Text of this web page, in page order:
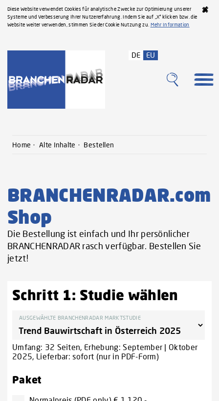
Diese Website verwendet Cookies für analytische Zwecke zur Optimierung unserer
Systeme und Verbesserung Ihrer Nutzererfahrung. Indem Sie auf „X“ klicken bzw. die
Website weiter verwenden, stimmen Sie der Cookie Nutzung zu. Mehr Information
DE EU
Home Alte Inhalte Bestellen
BRANCHENRADAR.com
Shop
Die Bestellung ist einfach und Ihr persönlicher
BRANCHENRADAR rasch verfügbar. Bestellen Sie
jetzt!
Schritt 1: Studie wählen
AUSGEWÄHLTE BRANCHENRADAR MARKTSTUDIE
Umfang: 32 Seiten, Erhebung: September | Oktober
2025, Lieferbar: sofort (nur in PDF-Form)
Paket